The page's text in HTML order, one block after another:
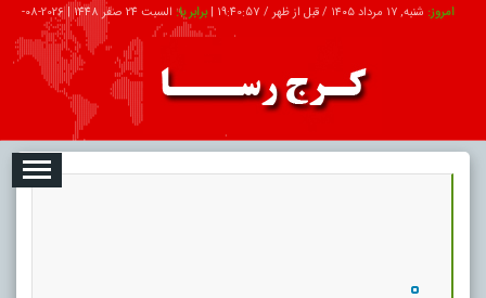
امروز: شنبه, ۱۷ مرداد ۱۴۰۵ / قبل از ظهر / 19:40:58
|برابر با: السبت 24 صفر 1448 |
2026-08-
تبلیغات درباره ما ارتباط با ما